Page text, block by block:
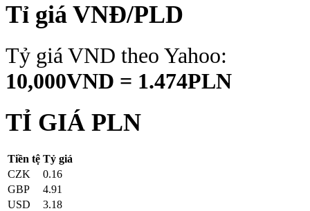
Tỉ giá VNĐ/PLD
Tỷ giá VND theo Yahoo:
10,000VND = 1.474PLN
TỈ GIÁ PLN
Tiền tệ Tỷ giá
CZK
0.16
GBP
4.91
USD
3.18